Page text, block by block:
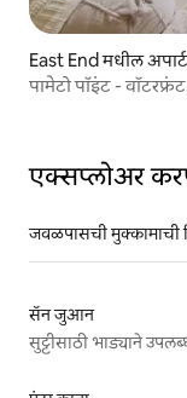
East End मधील
पामेटो पॉइंट -
एक्सप्लोअर
जवळपासची मुक्कामाची
सॅन जुआन